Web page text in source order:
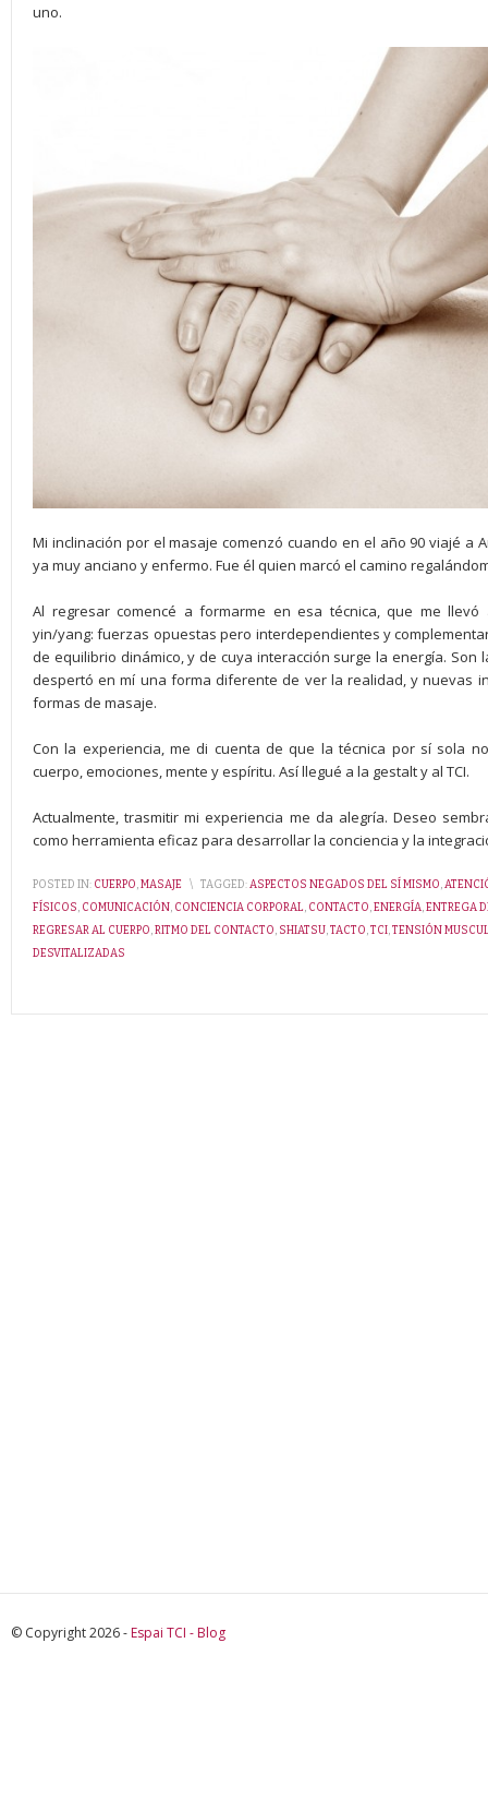
uno.
Mi inclinación por el masaje comenzó cuando en el año 90 viajé a
ya muy anciano y enfermo. Fue él quien marcó el camino
Al regresar comencé a formarme en esa técnica, que me
yin/yang: fuerzas opuestas pero interdependientes y
de equilibrio dinámico, y de cuya interacción surge la energía. Son
despertó en mí una forma diferente de ver la realidad, y nuevas
formas de masaje.
Con la experiencia, me di cuenta de que la técnica por sí sola
cuerpo, emociones, mente y espíritu. Así llegué a la gestalt y al TCI.
Actualmente, trasmitir mi experiencia me da alegría. Deseo
como herramienta eficaz para desarrollar la conciencia y la
POSTED IN: CUERPO,MASAJE \ TAGGED:ASPECTOS NEGADOS DEL SÍ MISMO,
FÍSICOS, COMUNICACIÓN, CONCIENCIA CORPORAL, CONTACTO,ENERGÍA,ENTREGA
REGRESAR AL CUERPO,RITMO DEL CONTACTO, SHIATSU,TACTO,TCI,TENSIÓN
DESVITALIZADAS
© Copyright 2026 - Espai TCI - Blog